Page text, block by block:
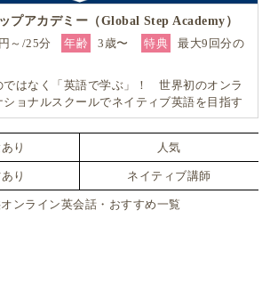
プアカデミー（Global Step Academy）
～/25分 年齢 3歳〜 特典
最大9回分の
ではなく「英語で学ぶ」！ 世界初のオンラ
ョナルスクールでネイティブ英語を目指す
り 人気
り ネイティブ講師
ンライン英会話・おすすめ一覧